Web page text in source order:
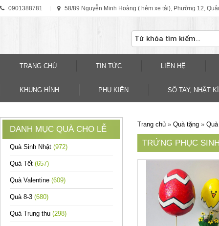
0901388781 58/89 Nguyễn Minh Hoàng ( hẻm xe tải), Phường 12,
TRANG CHỦ TIN TỨC LIÊN HỆ
KHUNG HÌNH PHỤ KIỆN SỐ TAY, NHẬT KÍ
DANH MỤC QUÀ CHO LỄ
Quà Sinh Nhật (972)
Quà Tết (657)
Quà Valentine (609)
Quà 8-3 (680)
Quà Trung thu (298)
Trang chủ» Quà tặng»
TRỨNG PHỤC